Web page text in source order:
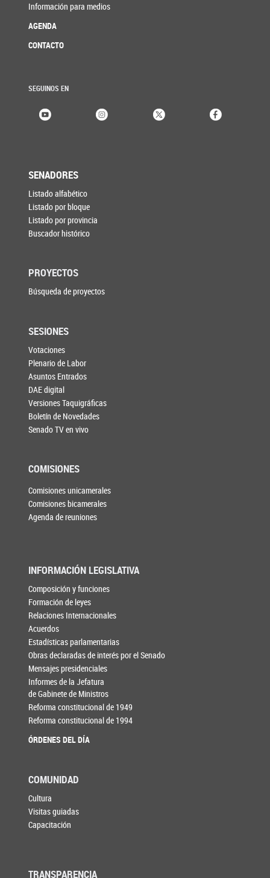
Información para medios
AGENDA
CONTACTO
SEGUINOS EN
SENADORES
Listado alfabético
Listado por bloque
Listado por provincia
Buscador histórico
PROYECTOS
Búsqueda de proyectos
SESIONES
Votaciones
Plenario de Labor
Asuntos Entrados
DAE digital
Versiones Taquigráficas
Boletín de Novedades
Senado TV en vivo
COMISIONES
Comisiones unicamerales
Comisiones bicamerales
Agenda de reuniones
INFORMACIÓN LEGISLATIVA
Composición y funciones
Formación de leyes
Relaciones Internacionales
Acuerdos
Estadísticas parlamentarias
Obras declaradas de interés por el Senado
Mensajes presidenciales
Informes de la Jefatura
de Gabinete de Ministros
Reforma constitucional de 1949
Reforma constitucional de 1994
ÓRDENES DEL DÍA
COMUNIDAD
Cultura
Visitas guiadas
Capacitación
TRANSPARENCIA